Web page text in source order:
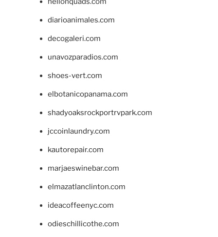
diarioanimales.com
decogaleri.com
unavozparadios.com
shoes-vert.com
elbotanicopanama.com
shadyoaksrockportrvpark.com
jccoinlaundry.com
kautorepair.com
marjaeswinebar.com
elmazatlanclinton.com
ideacoffeenyc.com
odieschillicothe.com